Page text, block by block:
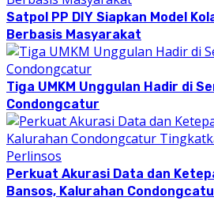
Satpol PP DIY Siapkan Model
Berbasis Masyarakat
Tiga UMKM Unggulan Hadir di
Condongcatur
Perkuat Akurasi Data dan
Bansos, Kalurahan